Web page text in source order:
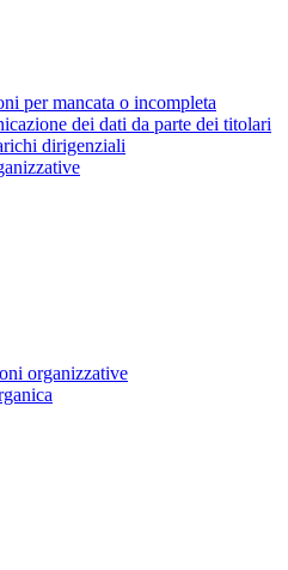
per mancata o incompleta
dei dati da parte dei titolari
dirigenziali
organizzative